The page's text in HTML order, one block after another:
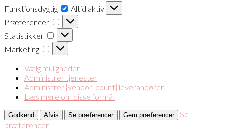
Funktionsdygtig Funktionsdygtig
Altid aktiv
Præferencer
Præferencer
Statistikker
Statistikker
Marketing
Marketing
Vælg muligheder
Administrer tjenester
Administrer {vendor_count} leverandører
Læs mere om disse formål
Godkend Afvis Se præferencer Gem præferencer
Se
præferencer